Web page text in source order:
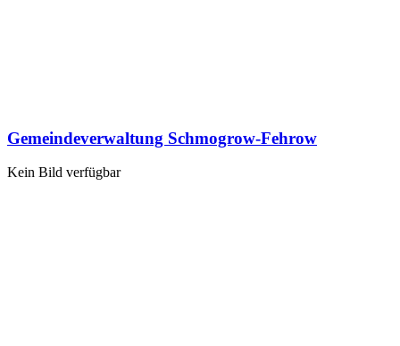
Gemeindeverwaltung Schmogrow-Fehrow
Kein Bild verfügbar